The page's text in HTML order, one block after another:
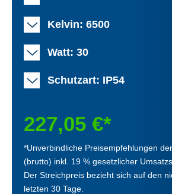
Kelvin: 6500
Watt: 30
Schutzart: IP54
227,05 €*
*Unverbindliche Preisempfehlungen
(brutto) inkl. 19 % gesetzlicher
Der Streichpreis bezieht sich auf den
letzten 30 Tage.